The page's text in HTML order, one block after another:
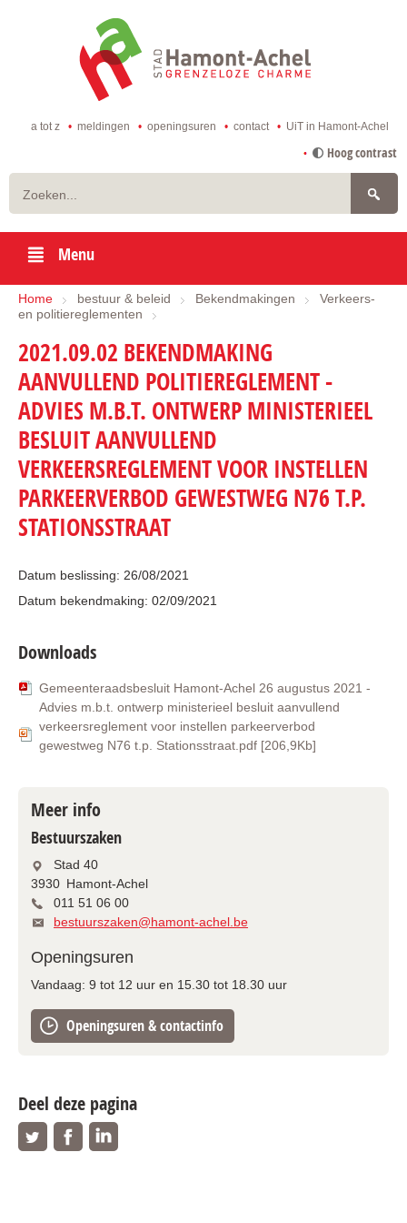
de
a tot z meldingen openingsuren contact UiT in Hamont-Achel
Hoog contrast
Menu
Home bestuur & beleid Bekendmakingen
Verkeers-
en politiereglementen
2021.09.02 BEKENDMAKING
AANVULLEND POLITIEREGLEMENT -
ADVIES M.B.T. ONTWERP MINISTERIEEL
BESLUIT AANVULLEND
VERKEERSREGLEMENT VOOR INSTELLEN
PARKEERVERBOD GEWESTWEG N76 T.P.
STATIONSSTRAAT
Datum beslissing: 26/08/2021
Datum bekendmaking: 02/09/2021
Downloads
Gemeenteraadsbesluit Hamont-Achel 26 augustus 2021 -
Advies m.b.t. ontwerp ministerieel besluit aanvullend
verkeersreglement voor instellen parkeerverbod
gewestweg N76 t.p. Stationsstraat.pdf [206,9Kb]
Meer info
Bestuurszaken
Stad 40
3930 Hamont-Achel
011 51 06 00
bestuurszaken@hamont-achel.be
Openingsuren
Vandaag: 9 tot 12 uur en 15.30 tot 18.30 uur
Openingsuren & contactinfo
Deel deze pagina
TwitterFacebookLinkedin